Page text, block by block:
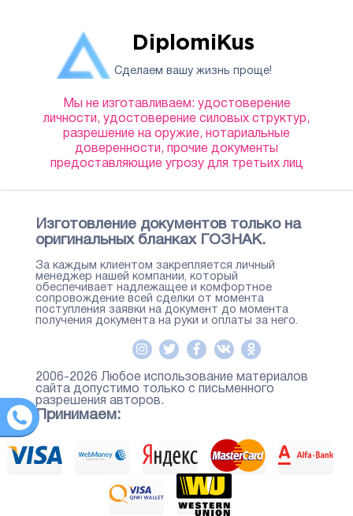
DiplomiKus
Сделаем вашу жизнь проще!
Мы не изготавливаем: удостоверение
личности, удостоверение силовых структур,
разрешение на оружие, нотариальные
доверенности, прочие документы
предоставляющие угрозу для третьих лиц
Изготовление документов только на
оригинальных бланках ГОЗНАК.
За каждым клиентом закрепляется личный
менеджер нашей компании, который
обеспечивает надлежащее и комфортное
сопровождение всей сделки от момента
поступления заявки на документ до момента
получения документа на руки и оплаты за него.
2006-2026 Любое использование материалов
сайта допустимо только с письменного
разрешения авторов.
Принимаем: